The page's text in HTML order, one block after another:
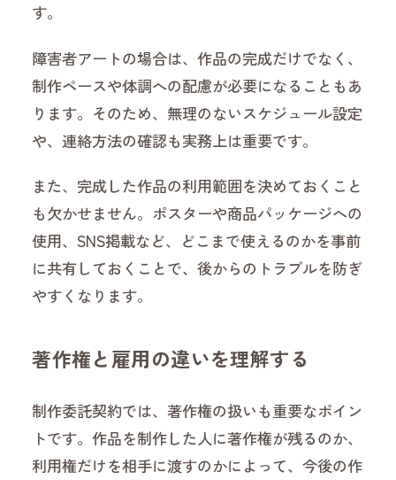
す。
障害者アートの場合は、作品の完成だけでなく、
制作ペースや体調への配慮が必要になることもあ
ります。そのため、無理のないスケジュール設定
や、連絡方法の確認も実務上は重要です。
また、完成した作品の利用範囲を決めておくこと
も欠かせません。ポスターや商品パッケージへの
使用、SNS掲載など、どこまで使えるのかを事前
に共有しておくことで、後からのトラブルを防ぎ
やすくなります。
著作権と雇用の違いを理解する
制作委託契約では、著作権の扱いも重要なポイン
トです。作品を制作した人に著作権が残るのか、
利用権だけを相手に渡すのかによって、今後の作